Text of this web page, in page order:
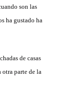
son las
ha gustado ha
de casas
otra parte de la